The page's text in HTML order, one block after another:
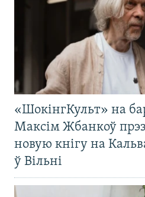
«ШокінгКульт» на
Максім Жбанкоў
новую кнігу на
ў Вільні